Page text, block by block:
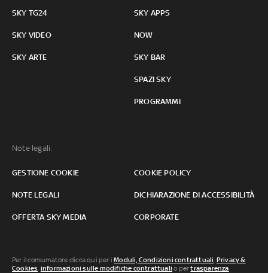
SKY TG24
SKY VIDEO
SKY ARTE
SKY APPS
NOW
SKY BAR
SPAZI SKY
PROGRAMMI
Note legali:
GESTIONE COOKIE COOKIE POLICY
NOTE LEGALI DICHIARAZIONE DI ACCESSIBILITÀ
OFFERTA SKY MEDIA CORPORATE
Per il consumatore clicca qui per iModuli, Condizioni contrattuali, Privacy &
Cookies, informazioni sulle modifiche contrattuali o pertrasparenza